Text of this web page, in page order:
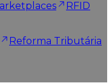
RFID
Reforma Tributária